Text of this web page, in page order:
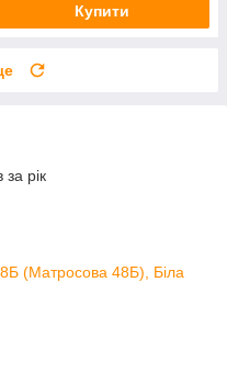
Купити
за рік
(Матросова 48Б), Біла